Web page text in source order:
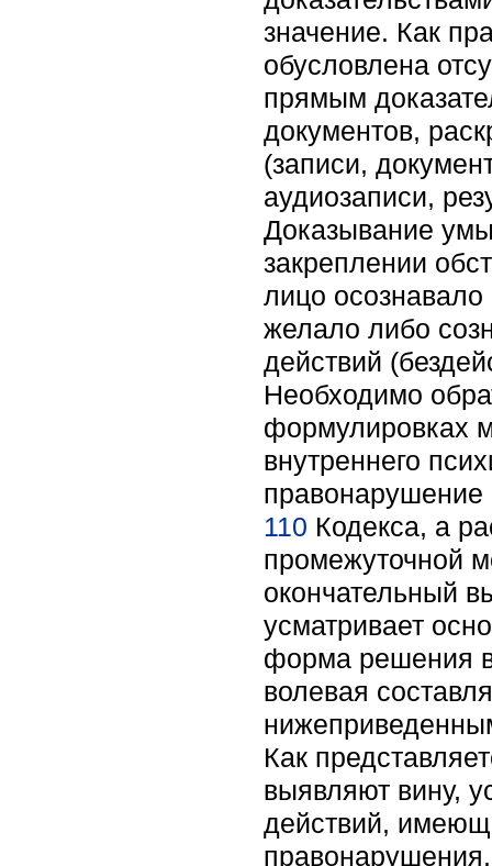
значение. Как
обусловлена
прямым
документов,
(записи,
аудиозаписи,
Доказывание
закреплении
лицо осознавало
желало либо
действий
Необходимо
формулировках
внутреннего
правонарушение
110 Кодекса, а
промежуточной
окончательный
усматривает
форма решения
волевая
Как
выявляют вину,
действий,